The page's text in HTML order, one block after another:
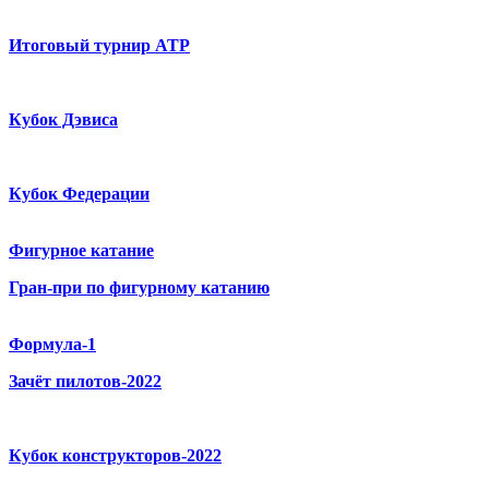
Итоговый турнир ATP
Кубок Дэвиса
Кубок Федерации
Фигурное катание
Гран-при по фигурному катанию
Формула-1
Зачёт пилотов-2022
Кубок конструкторов-2022